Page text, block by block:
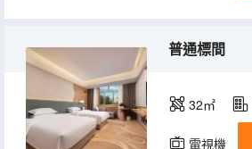
普通標間
32㎡
電視機